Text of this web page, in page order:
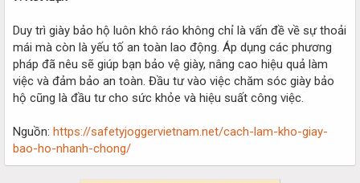
Duy trì giày bảo hộ luôn khô ráo không chỉ là vấn đề về sự thoải
mái mà còn là yếu tố an toàn lao động. Áp dụng các phương
pháp đã nêu sẽ giúp bạn bảo vệ giày, nâng cao hiệu quả làm
việc và đảm bảo an toàn. Đầu tư vào việc chăm sóc giày bảo
hộ cũng là đầu tư cho sức khỏe và hiệu suất công việc.
Nguồn: https://safetyjoggervietnam.net/cach-lam-kho-giay-
bao-ho-nhanh-chong/